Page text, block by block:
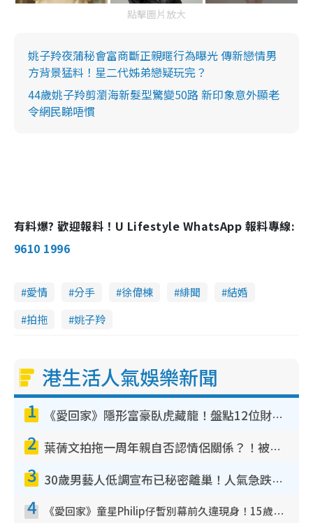
點擊圖片放大
姚子羚夜蒲秘會富商斷正親暱行為曝光 傳新戀情男
方背景猛料！星二代姊弟戀疑玩完？
44歲姚子羚剪瀏海新髮型驚變50路 新印象意外顯老
令網民睇唔慣
有料爆? 歡迎報料！U Lifestyle WhatsApp 報料專線:
9610 1996
愛情 分手 徐偉棟 緋聞
結婚
拍拖
姚子羚
港生活人氣娛樂新聞
1 《愛回家》隱形富豪臥虎藏龍！盤點12位財氣逼人的有錢藝人：呢位靚女3億身家唔憂做
2 葉蒨文拍拖一周年親自否認情侶關係？！被質疑感情造假竟稱GM「普通同事」
3 30歲男藝人低調宣布已秘密離巢！人氣急跌變失蹤人口︰「這幾年過得並不容易」
4 《愛回家》童星Philip仔暫別幕前久違現身！15歲近況暴風長高蛻變帥氣少男